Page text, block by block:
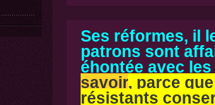
Ses réformes, il
patrons sont
éhontée avec
savoir, parce
résistants